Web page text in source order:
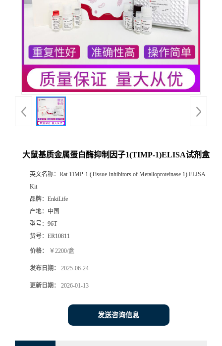
大鼠基质金属蛋白酶抑制因子1(TIMP-1)ELISA试剂盒
英文名称： Rat TIMP-1 (Tissue Inhibitors of Metalloproteinase 1) ELISA
Kit
品牌： EnkiLife
产地： 中国
型号： 96T
货号： ER10811
价格： ￥2200/盒
发布日期： 2025-06-24
更新日期： 2026-01-13
发送咨询信息